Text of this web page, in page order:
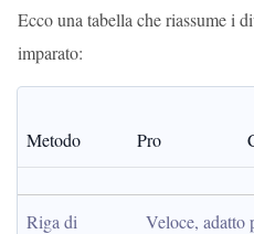
Ecco una tabella che riassume i
imparato:
Metodo Pro
Riga di
Veloce, adatto